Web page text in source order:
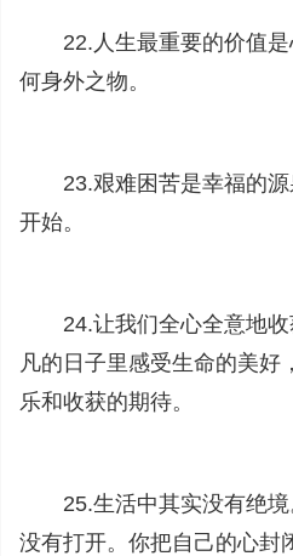
22.人生最重要的价值是
何身外之物。
23.艰难困苦是幸福的源
开始。
24.让我们全心全意地收
凡的日子里感受生命的美好
乐和收获的期待。
25.生活中其实没有绝境
没有打开。你把自己的心封